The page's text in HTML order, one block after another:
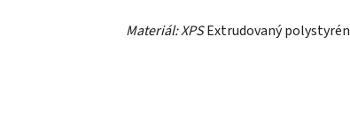
Materiál: XPSExtrudovaný polystyrén